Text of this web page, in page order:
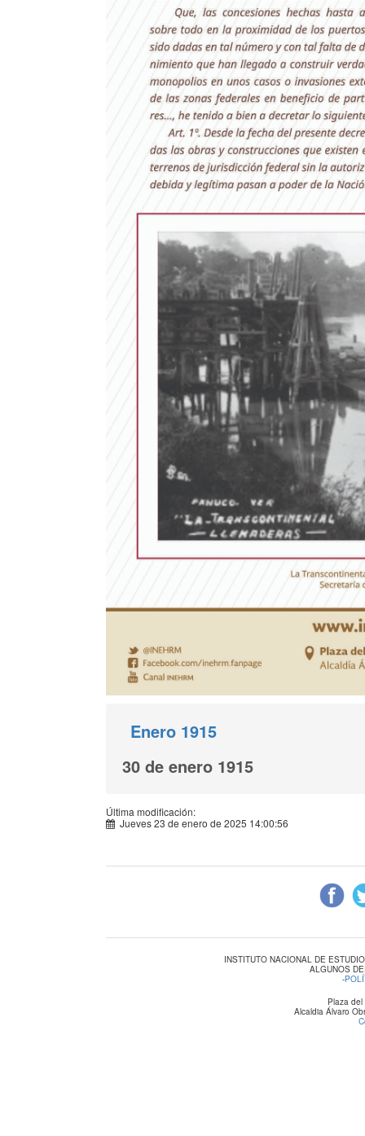
Enero 1915
30 de enero 1915
Última modificación:
Jueves 23 de enero de 2025 14:00:56
INSTITUTO NACIONAL DE
ALGUNOS
-
Plaza
Alcaldia Álvaro